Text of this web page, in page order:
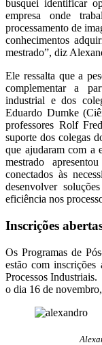
busquei identificar
empresa onde
processamento de
conhecimentos
mestrado”, diz
Ele ressalta que a
complementar a
industrial e dos
Eduardo Dumke
professores Rolf
suporte dos colegas
que ajudaram com a
mestrado
conectados às
desenvolver
eficiência nos
Inscrições
Os Programas de
estão com inscrições
Processos
o dia 16 de